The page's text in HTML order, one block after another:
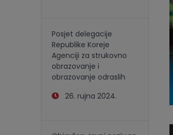
Posjet delegacije
Republike Koreje
Agenciji za strukovno
obrazovanje i
obrazovanje odraslih
26. rujna 2024.